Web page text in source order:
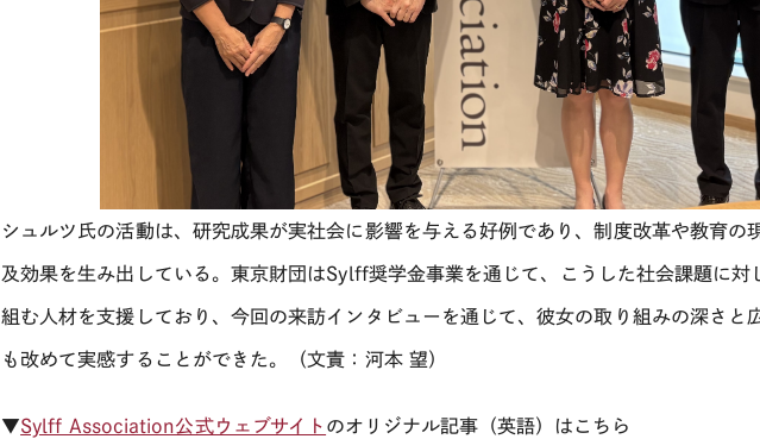
シュルツ氏の活動は、研究成果が実社会に影響を与える好例であり、制度改革や教育の
及効果を生み出している。東京財団はSylff奨学金事業を通じて、こうした社会課題に対
組む人材を支援しており、今回の来訪インタビューを通じて、彼女の取り組みの深さと
も改めて実感することができた。（文責：河本 望）
▼Sylff Association公式ウェブサイト のオリジナル記事（英語）はこちら